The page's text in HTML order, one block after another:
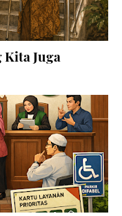
Juga